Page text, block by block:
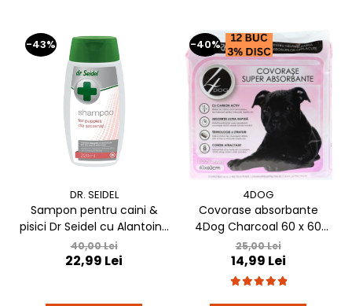
-43%
DR. SEIDEL
Sampon pentru caini &
pisici Dr Seidel cu Alantoina
220 ml
40,00 Lei
22,99 Lei
-40%
4DOG
Covorase absorbante
4Dog Charcoal 60 x 60
cm, 10 buc / pachet
25,00 Lei
14,99 Lei